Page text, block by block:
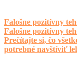
Falošne pozitívny
Falošne pozitívny
Prečítajte si, čo
potrebné navštíviť